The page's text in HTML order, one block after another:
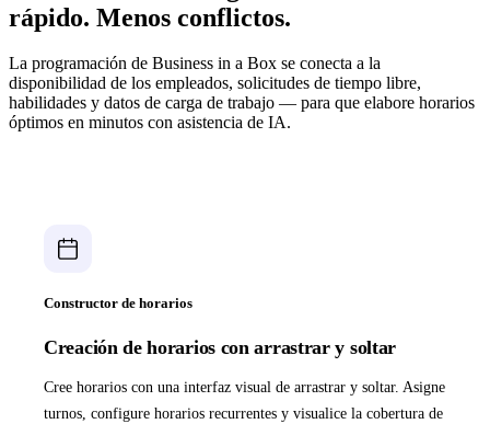
rápido. Menos conflictos.
La programación de Business in a Box se conecta a la
disponibilidad de los empleados, solicitudes de tiempo libre,
habilidades y datos de carga de trabajo — para que elabore horarios
óptimos en minutos con asistencia de IA.
Constructor de horarios
Creación de horarios con arrastrar y soltar
Cree horarios con una interfaz visual de arrastrar y soltar. Asigne
turnos, configure horarios recurrentes y visualice la cobertura de